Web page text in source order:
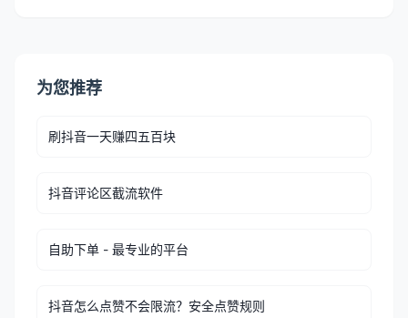
为您推荐
刷抖音一天赚四五百块
抖音评论区截流软件
自助下单 - 最专业的平台
抖音怎么点赞不会限流？安全点赞规则